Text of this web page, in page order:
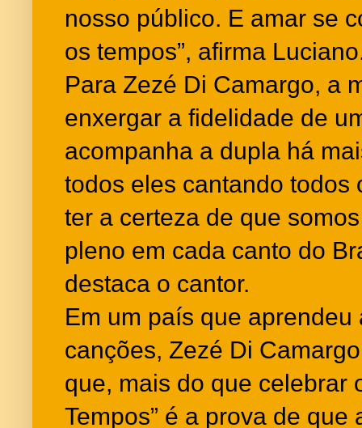
nosso público. E amar se
os tempos”, afirma
Para Zezé Di Camargo, a
enxergar a fidelidade de
acompanha a dupla há
todos eles cantando todos
ter a certeza de que
pleno em cada canto do
destaca o cantor.
Em um país que
canções, Zezé Di
que, mais do que celebrar
Tempos” é a prova de que